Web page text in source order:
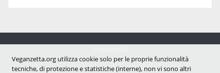
Notizie dal mondo vegan e antispecista
Veganzetta.org utilizza cookie solo per le proprie funzionalità
tecniche, di protezione e statistiche (interne), non vi sono altri